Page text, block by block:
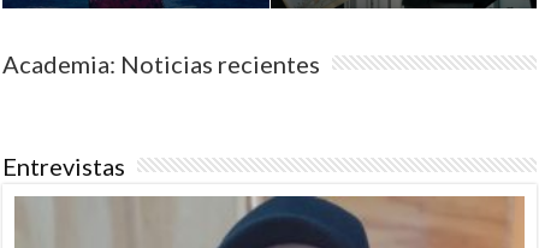
Academia: Noticias recientes
Entrevistas